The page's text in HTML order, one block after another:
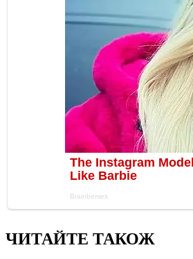
ЧИТАЙТЕ ТАКОЖ